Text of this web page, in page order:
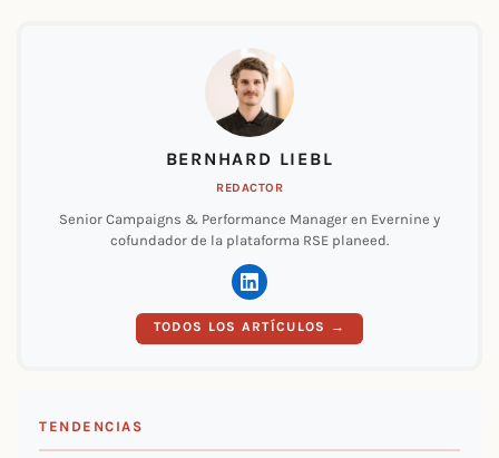
BERNHARD LIEBL
REDACTOR
Senior Campaigns & Performance Manager en Evernine y
cofundador de la plataforma RSE planeed.
TODOS LOS ARTÍCULOS →
TENDENCIAS